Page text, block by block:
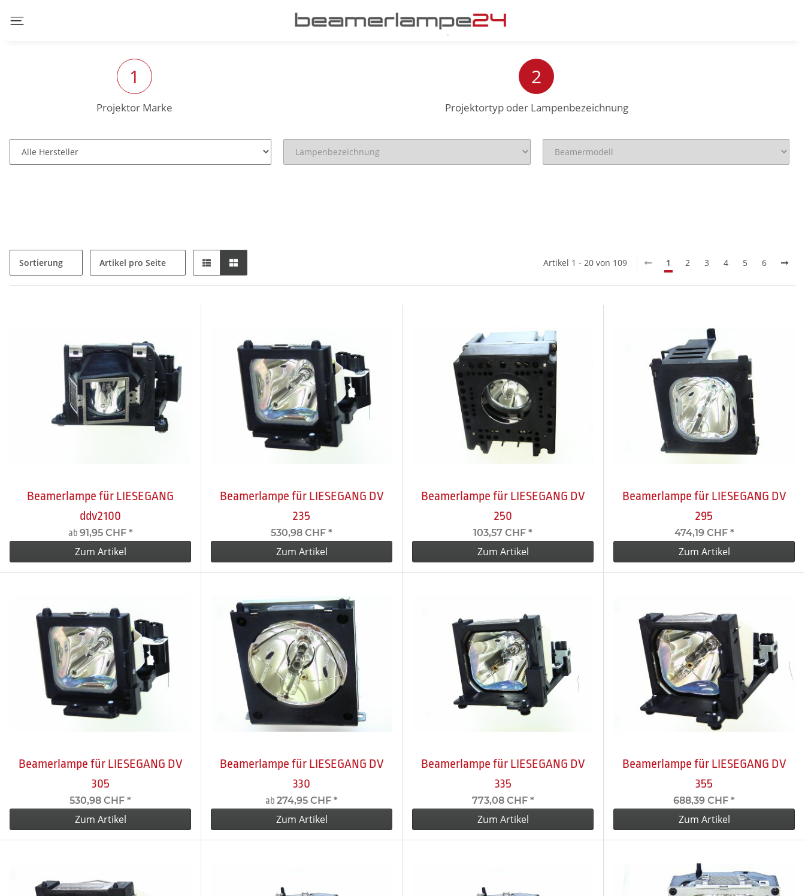
1
Projektor Marke
2
Projektortyp oder Lampenbezeichnung
Sortierung Artikel pro Seite Artikel 1 - 20 von 109 1 2 3 4 5 6
Beamerlampe für LIESEGANG
ddv2100
ab 91,95 CHF *
Zum Artikel
Beamerlampe für LIESEGANG DV
235
530,98 CHF *
Zum Artikel
Beamerlampe für LIESEGANG DV
250
103,57 CHF *
Zum Artikel
Beamerlampe für LIESEGANG DV
295
474,19 CHF *
Zum Artikel
Beamerlampe für LIESEGANG DV
305
530,98 CHF *
Zum Artikel
Beamerlampe für LIESEGANG DV
330
ab 274,95 CHF *
Zum Artikel
Beamerlampe für LIESEGANG DV
335
773,08 CHF *
Zum Artikel
Beamerlampe für LIESEGANG DV
355
688,39 CHF *
Zum Artikel